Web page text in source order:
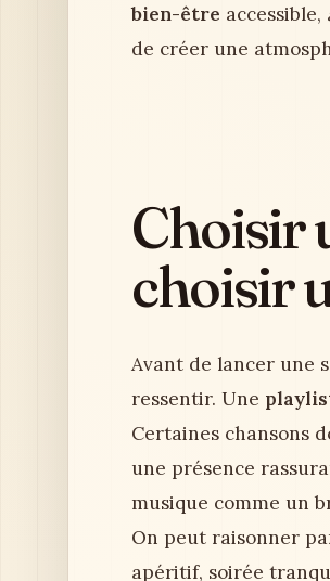
bien-être accessible,
de créer une
Choisir
choisir
Avant de lancer une
ressentir. Une
Certaines chansons
une présence
musique comme un
On peut raisonner
apéritif, soirée